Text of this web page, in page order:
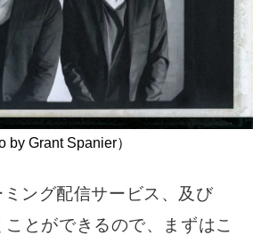
by Grant Spanier）
ング配信サービス、及び
とができるので、まずはこ